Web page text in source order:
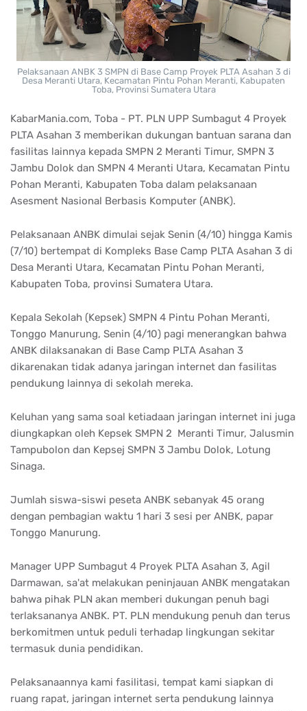
Pelaksanaan ANBK 3 SMPN di Base Camp Proyek PLTA Asahan 3 di
Desa Meranti Utara, Kecamatan Pintu Pohan Meranti, Kabupaten
Toba, Provinsi Sumatera Utara
KabarMania.com, Toba - PT. PLN UPP Sumbagut 4 Proyek
PLTA Asahan 3 memberikan dukungan bantuan sarana dan
fasilitas lainnya kepada SMPN 2 Meranti Timur, SMPN 3
Jambu Dolok dan SMPN 4 Meranti Utara, Kecamatan Pintu
Pohan Meranti, Kabupaten Toba dalam pelaksanaan
Asesment Nasional Berbasis Komputer (ANBK).
Pelaksanaan ANBK dimulai sejak Senin (4/10) hingga Kamis
(7/10) bertempat di Kompleks Base Camp PLTA Asahan 3 di
Desa Meranti Utara, Kecamatan Pintu Pohan Meranti,
Kabupaten Toba, provinsi Sumatera Utara.
Kepala Sekolah (Kepsek) SMPN 4 Pintu Pohan Meranti,
Tonggo Manurung, Senin (4/10) pagi menerangkan bahwa
ANBK dilaksanakan di Base Camp PLTA Asahan 3
dikarenakan tidak adanya jaringan internet dan fasilitas
pendukung lainnya di sekolah mereka.
Keluhan yang sama soal ketiadaan jaringan internet ini juga
diungkapkan oleh Kepsek SMPN 2 Meranti Timur, Jalusmin
Tampubolon dan Kepsej SMPN 3 Jambu Dolok, Lotung
Sinaga.
Jumlah siswa-siswi peseta ANBK sebanyak 45 orang
dengan pembagian waktu 1 hari 3 sesi per ANBK, papar
Tonggo Manurung.
Manager UPP Sumbagut 4 Proyek PLTA Asahan 3, Agil
Darmawan, sa'at melakukan peninjauan ANBK mengatakan
bahwa pihak PLN akan memberi dukungan penuh bagi
terlaksananya ANBK. PT. PLN mendukung penuh dan terus
berkomitmen untuk peduli terhadap lingkungan sekitar
termasuk dunia pendidikan.
Pelaksanaannya kami fasilitasi, tempat kami siapkan di
ruang rapat, jaringan internet serta pendukung lainnya